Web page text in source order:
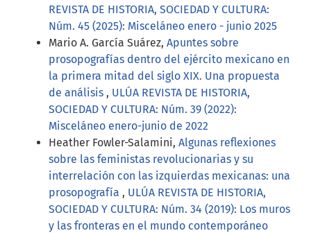
REVISTA DE HISTORIA, SOCIEDAD Y CULTURA:
Núm. 45 (2025): Misceláneo enero - junio 2025
Mario A. García Suárez, Apuntes sobre
prosopografías dentro del ejército mexicano en
la primera mitad del siglo XIX. Una propuesta
de análisis , ULÚA REVISTA DE HISTORIA,
SOCIEDAD Y CULTURA: Núm. 39 (2022):
Misceláneo enero-junio de 2022
Heather Fowler-Salamini, Algunas reflexiones
sobre las feministas revolucionarias y su
interrelación con las izquierdas mexicanas: una
prosopografía , ULÚA REVISTA DE HISTORIA,
SOCIEDAD Y CULTURA: Núm. 34 (2019): Los muros
y las fronteras en el mundo contemporáneo